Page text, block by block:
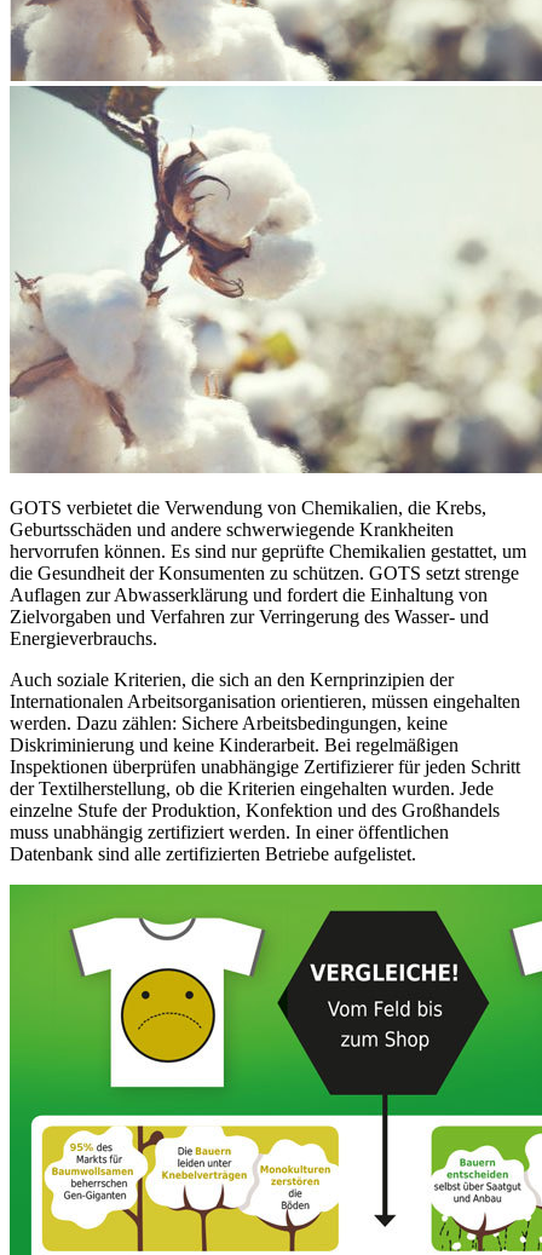
GOTS verbietet die Verwendung von Chemikalien, die Krebs,
Geburtsschäden und andere schwerwiegende Krankheiten
hervorrufen können. Es sind nur geprüfte Chemikalien gestattet, um
die Gesundheit der Konsumenten zu schützen. GOTS setzt strenge
Auflagen zur Abwasserklärung und fordert die Einhaltung von
Zielvorgaben und Verfahren zur Verringerung des Wasser- und
Energieverbrauchs.
Auch soziale Kriterien, die sich an den Kernprinzipien der
Internationalen Arbeitsorganisation orientieren, müssen eingehalten
werden. Dazu zählen: Sichere Arbeitsbedingungen, keine
Diskriminierung und keine Kinderarbeit. Bei regelmäßigen
Inspektionen überprüfen unabhängige Zertifizierer für jeden Schritt
der Textilherstellung, ob die Kriterien eingehalten wurden. Jede
einzelne Stufe der Produktion, Konfektion und des Großhandels
muss unabhängig zertifiziert werden. In einer öffentlichen
Datenbank sind alle zertifizierten Betriebe aufgelistet.